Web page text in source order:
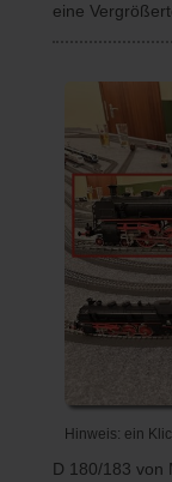
eine
Hinweis: ein
D 180/183 von